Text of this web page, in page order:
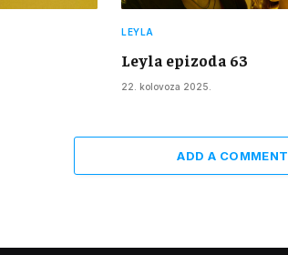
LEYLA
Leyla epizoda 63
22. kolovoza 2025.
ADD A COMMENT